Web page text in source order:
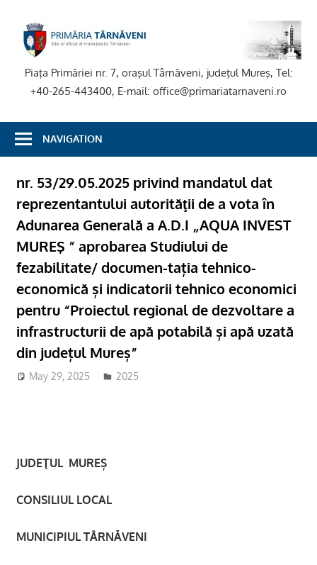
content
Piaţa Primăriei nr. 7, oraşul Târnăveni, judeţul Mureş, Tel:
+40-265-443400, E-mail: office@primariatarnaveni.ro
NAVIGATION
nr. 53/29.05.2025 privind mandatul dat
reprezentantului autorităţii de a vota în
Adunarea Generală a A.D.I „AQUA INVEST
MUREŞ ” aprobarea Studiului de
fezabilitate/ documen-tația tehnico-
economică și indicatorii tehnico economici
pentru “Proiectul regional de dezvoltare a
infrastructurii de apă potabilă și apă uzată
din județul Mureș”
May 29, 2025 adm-mmm
2025
JUDEŢUL MUREȘ
CONSILIUL LOCAL
MUNICIPIUL TÂRNĂVENI